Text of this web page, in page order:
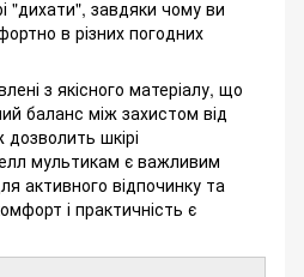
"дихати", завдяки чому ви
в різних погодних
з якісного матеріалу, що
баланс між захистом від
шкірі
мультикам є важливим
активного відпочинку та
і практичність є